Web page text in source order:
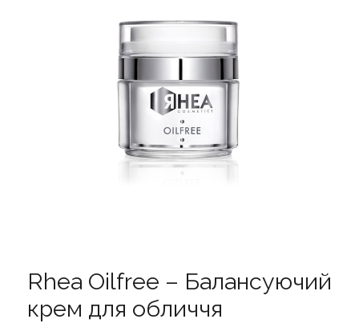
Rhea Oilfree – Балансуючий
крем для обличчя